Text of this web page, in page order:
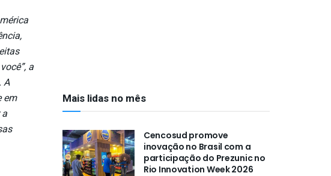
a
A
em
Mais lidas no mês
Cencosud promove
inovação no Brasil com a
participação do Prezunic no
Rio Innovation Week 2026